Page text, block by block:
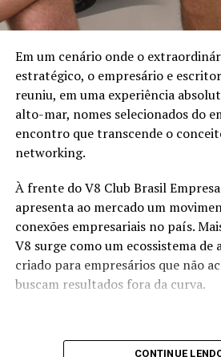
Atualmente dividindo a vida entre
vivendo o que considera a sua
a própria história como
pessoas e ajuda mulheres a
buscarem uma vida mais saudável e
Determinada, obstinada, autêntica
Deus, acredita nas leis da atração e
E é isso que ela mostra nesse e-
exercícios para resgate do amor
autoconfiança e do propósito de
Que essa história de superação, de
infância pobre e repleta de desafios
sociais e vive uma vida luxuosa em
Em um cenário onde o
estratégico, o empresário e
reuniu, em uma experiência
alto-mar, nomes selecionados do
encontro que transcende o
networking.
À frente do V8 Club Brasil
apresenta ao mercado um
conexões empresariais no país.
V8 surge como um ecossistema
criado para empresários que não
buscam resultados fora da curva.
CONTINUE